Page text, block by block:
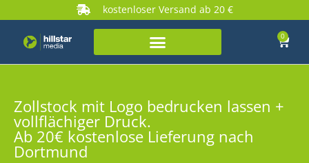
kostenloser Versand ab 20 €
0
Zollstock mit Logo bedrucken lassen +
vollflächiger Druck.
Ab 20€ kostenlose Lieferung nach
Dortmund